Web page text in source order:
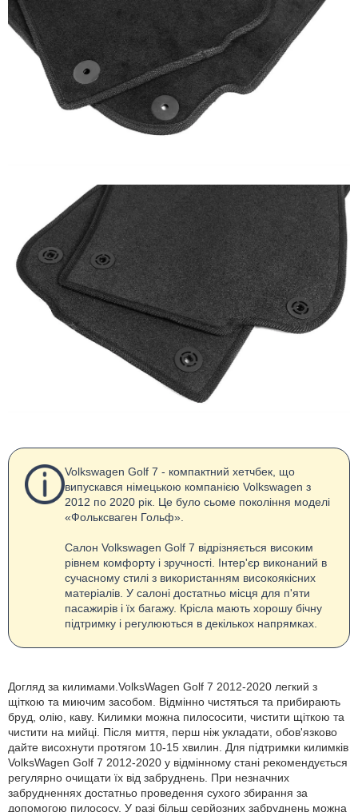
Volkswagen Golf 7 - компактний хетчбек, що
випускався німецькою компанією Volkswagen з
2012 по 2020 рік. Це було сьоме покоління моделі
«Фольксваген Гольф».
Салон Volkswagen Golf 7 відрізняється високим
рівнем комфорту і зручності. Інтер'єр виконаний в
сучасному стилі з використанням високоякісних
матеріалів. У салоні достатньо місця для п'яти
пасажирів і їх багажу. Крісла мають хорошу бічну
підтримку і регулюються в декількох напрямках.
Догляд за килимами.VolksWagen Golf 7 2012-2020 легкий з
щіткою та миючим засобом. Відмінно чистяться та прибирають
бруд, олію, каву. Килимки можна пилососити, чистити щіткою та
чистити на мийці. Після миття, перш ніж укладати, обов'язково
дайте висохнути протягом 10-15 хвилин. Для підтримки килимків
VolksWagen Golf 7 2012-2020 у відмінному стані рекомендується
регулярно очищати їх від забруднень. При незначних
забрудненнях достатньо проведення сухого збирання за
допомогою пилососу. У разі більш серйозних забруднень можна